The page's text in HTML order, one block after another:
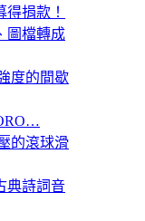
捐款！
圖檔轉成
度的間歇
的滾球滑
典詩詞音